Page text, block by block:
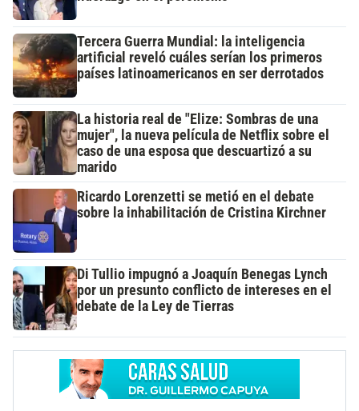
Tercera Guerra Mundial: la inteligencia
artificial reveló cuáles serían los primeros
países latinoamericanos en ser derrotados
La historia real de "Elize: Sombras de una
mujer", la nueva película de Netflix sobre el
caso de una esposa que descuartizó a su
marido
Ricardo Lorenzetti se metió en el debate
sobre la inhabilitación de Cristina Kirchner
Di Tullio impugnó a Joaquín Benegas Lynch
por un presunto conflicto de intereses en el
debate de la Ley de Tierras